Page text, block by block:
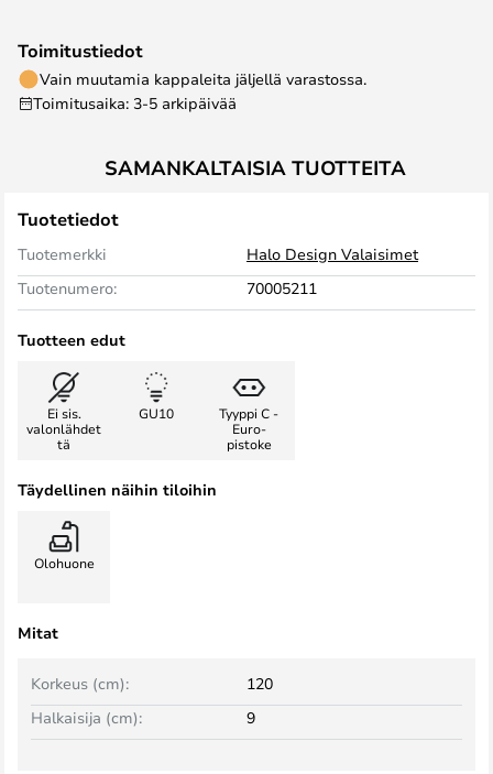
Toimitustiedot
Vain muutamia kappaleita jäljellä varastossa.
Toimitusaika: 3-5 arkipäivää
SAMANKALTAISIA TUOTTEITA
Tuotetiedot
Tuotemerkki
Halo Design Valaisimet
Tuotenumero:
70005211
Tuotteen edut
Ei sis.
valonlähdet
tä
GU10
Tyyppi C -
Euro-
pistoke
Täydellinen näihin tiloihin
Olohuone
Mitat
Korkeus (cm):
120
Halkaisija (cm):
9